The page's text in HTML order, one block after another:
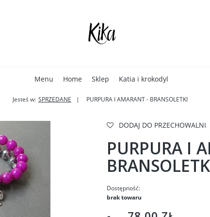
Menu Home Sklep Katia i krokodyl
Jesteś w: SPRZEDANE PURPURA I AMARANT - BRANSOLETKI
DODAJ DO PRZECHOWALNI
PURPURA I
Dostępność:
brak towaru